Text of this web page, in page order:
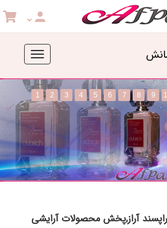
Toggle
1 2 3 4 5 6 7 8 9
آراز,پخش محصولات آرایشی